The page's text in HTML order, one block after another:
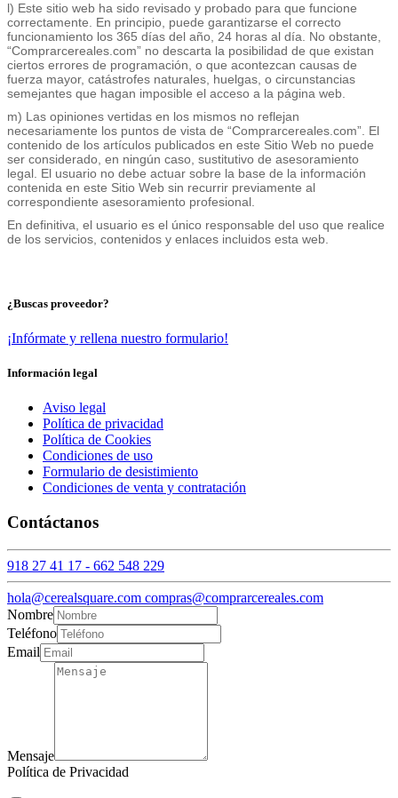
l) Este sitio web ha sido revisado y probado para que funcione
correctamente. En principio, puede garantizarse el correcto
funcionamiento los 365 días del año, 24 horas al día. No obstante,
“Comprarcereales.com” no descarta la posibilidad de que existan
ciertos errores de programación, o que acontezcan causas de
fuerza mayor, catástrofes naturales, huelgas, o circunstancias
semejantes que hagan imposible el acceso a la página web.
m) Las opiniones vertidas en los mismos no reflejan
necesariamente los puntos de vista de “Comprarcereales.com”. El
contenido de los artículos publicados en este Sitio Web no puede
ser considerado, en ningún caso, sustitutivo de asesoramiento
legal. El usuario no debe actuar sobre la base de la información
contenida en este Sitio Web sin recurrir previamente al
correspondiente asesoramiento profesional.
En definitiva, el usuario es el único responsable del uso que realice
de los servicios, contenidos y enlaces incluidos esta web.
¿Buscas proveedor?
¡Infórmate y rellena nuestro formulario!
Información legal
Aviso legal
Política de privacidad
Política de Cookies
Condiciones de uso
Formulario de desistimiento
Condiciones de venta y contratación
Contáctanos
918 27 41 17 - 662 548 229
hola@cerealsquare.com compras@comprarcereales.com
Nombre
Teléfono
Email
Mensaje
Política de Privacidad